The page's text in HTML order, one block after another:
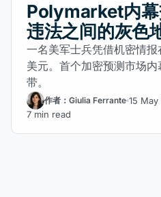
Polymarket内
违法之间的灰色
一名美军士兵凭借机密情
美元。首个加密预测市场
带。
作者：Giulia Ferrante 15
7 min read